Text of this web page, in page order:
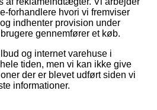
forhandlere hvori vi fremviser
indhenter provision under
gennemfører et køb.
og internet varehuse i
tiden, men vi kan ikke give
der er blevet udført siden vi
informationer.